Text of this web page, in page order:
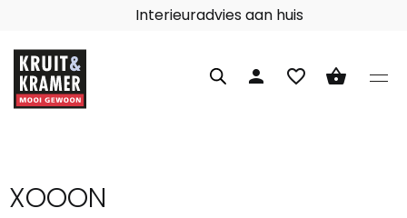
Interieuradvies aan huis
person favorite_border shopping_basket
XOOON